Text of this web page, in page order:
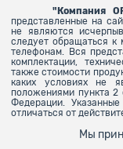
" Компания
представленные на
не являются
следует обращаться к
телефонам. Вся
комплектации,
также стоимости
каких условиях не
положениями пункта 2
Федерации.
отличаться от
Мы